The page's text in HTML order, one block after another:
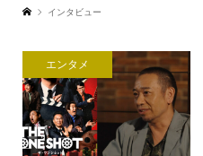
インタビュー
エンタメ